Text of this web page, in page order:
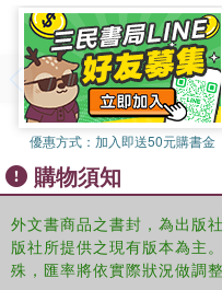
優惠方式： 加入即送50元購書金
購物須知
外文書商品之書封，為出版
版社所提供之現有版本為主
殊，匯率將依實際狀況做調整